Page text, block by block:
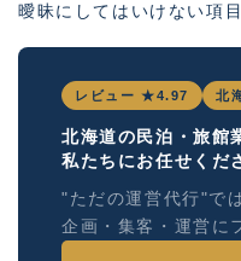
曖昧にしてはいけない項目
レビュー ★4.97 北
北海道の民泊・旅館
私たちにお任せくだ
"ただの運営代行"で
企画・集客・運営に